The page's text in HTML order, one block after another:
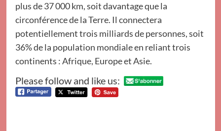
plus de 37 000 km, soit davantage que la
circonférence de la Terre. Il connectera
potentiellement trois milliards de personnes, soit
36% de la population mondiale en reliant trois
continents : Afrique, Europe et Asie.
Please follow and like us: